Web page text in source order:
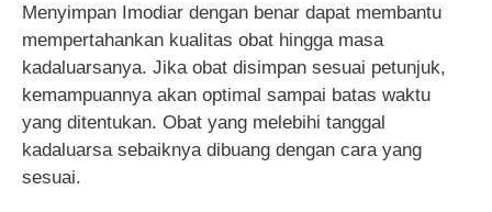
Menyimpan Imodiar dengan benar dapat membantu
mempertahankan kualitas obat hingga masa
kadaluarsanya. Jika obat disimpan sesuai petunjuk,
kemampuannya akan optimal sampai batas waktu
yang ditentukan. Obat yang melebihi tanggal
kadaluarsa sebaiknya dibuang dengan cara yang
sesuai.